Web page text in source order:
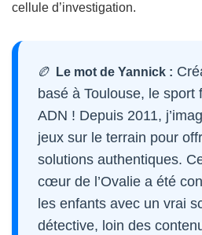
cellule d’investigation.
🏉 Le mot de Yannick :
basé à Toulouse, le sport
ADN ! Depuis 2011,
jeux sur le terrain pour
solutions authentiques.
cœur de l’Ovalie a été
les enfants avec un vrai
détective, loin des